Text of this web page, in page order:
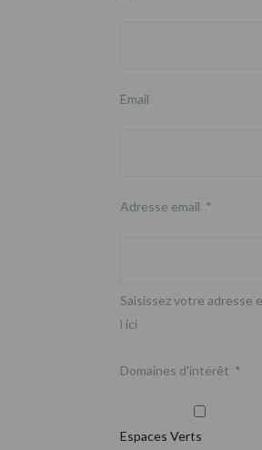
Email
Adresse email *
Saisissez votre adresse
l ici
Domaines d'intérêt *
Espaces Verts